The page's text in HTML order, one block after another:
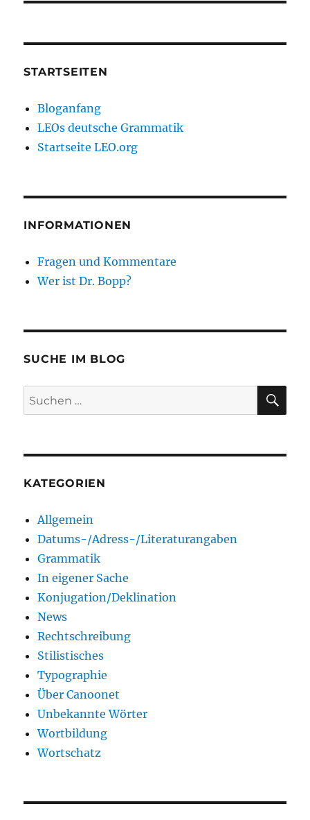
STARTSEITEN
Bloganfang
LEOs deutsche Grammatik
Startseite LEO.org
INFORMATIONEN
Fragen und Kommentare
Wer ist Dr. Bopp?
SUCHE IM BLOG
Suchen
nach:
KATEGORIEN
Allgemein
Datums-/Adress-/Literaturangaben
Grammatik
In eigener Sache
Konjugation/Deklination
News
Rechtschreibung
Stilistisches
Typographie
Über Canoonet
Unbekannte Wörter
Wortbildung
Wortschatz